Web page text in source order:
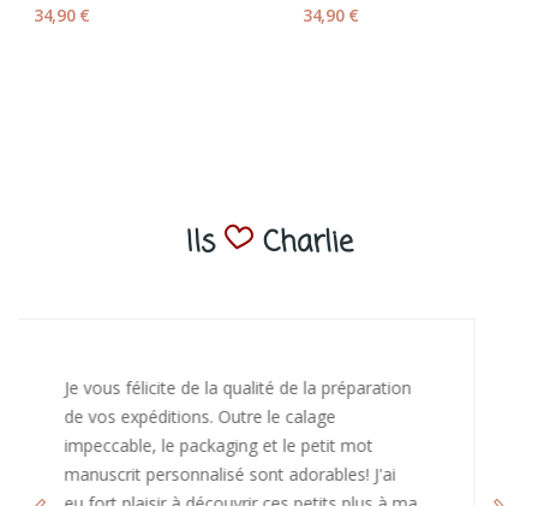
34,90 €
34,90 €
Ils Charlie
J’ai adoré ouvrir ce paquet votre message est
bienveillant et fait plaisir. Je ne manquerai pas
de recommandé chez vous. Bonne
continuation et merci à vous.